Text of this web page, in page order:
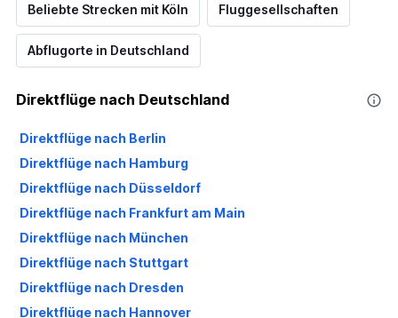
Beliebte Strecken mit Köln Fluggesellschaften
Abflugorte in Deutschland
Direktflüge nach Deutschland
Direktflüge nach Berlin
Direktflüge nach Hamburg
Direktflüge nach Düsseldorf
Direktflüge nach Frankfurt am Main
Direktflüge nach München
Direktflüge nach Stuttgart
Direktflüge nach Dresden
Direktflüge nach Hannover